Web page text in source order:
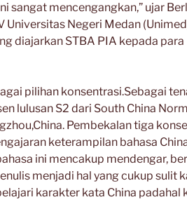
sangat mencengangkan,” ujar
Universitas Negeri Medan
diajarkan STBA PIA kepada para
pilihan konsentrasi.Sebagai
lulusan S2 dari South China
Pembekalan tiga
keterampilan bahasa
ini mencakup mendengar,
menjadi hal yang cukup sulit
karakter kata China padahal